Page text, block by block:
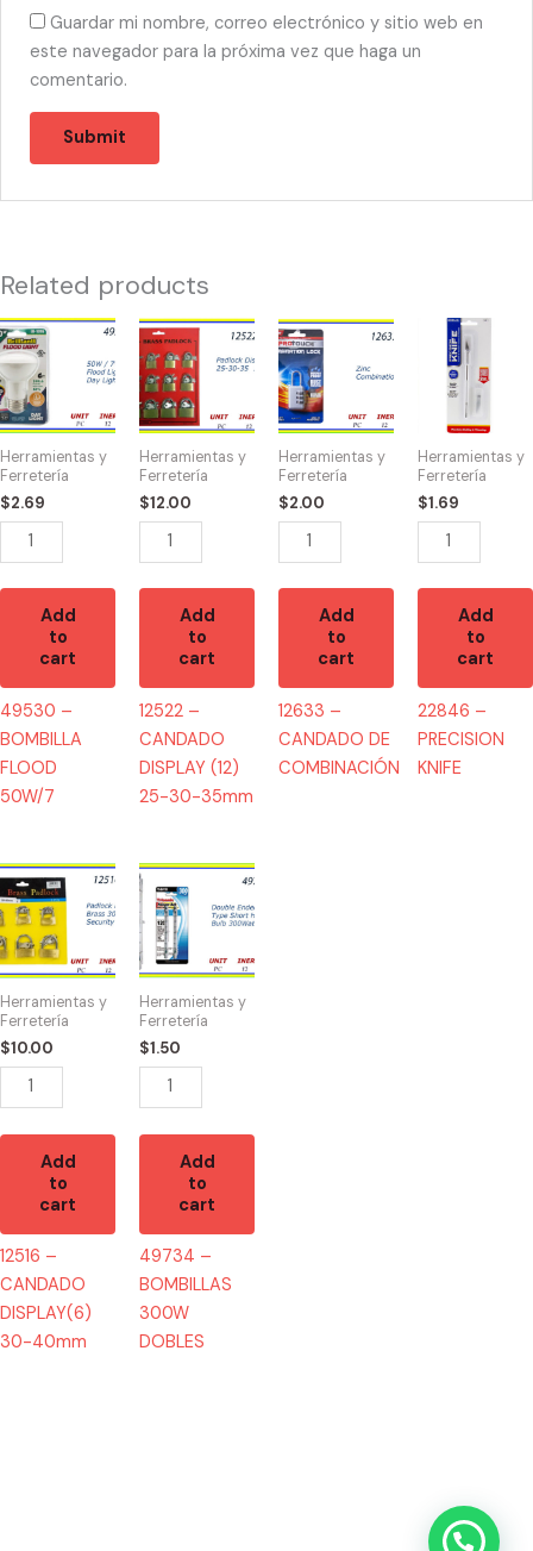
Guardar mi nombre, correo electrónico y sitio web en
este navegador para la próxima vez que haga un
comentario.
Related products
Herramientas y
Ferretería
$2.69
49530
-
BOMBILLA
FLOOD
50W/7
quantity
Add
to
cart
49530 –
BOMBILLA
FLOOD
50W/7
Herramientas y
Ferretería
$12.00
12522
-
CANDADO
DISPLAY
(12)
25-
30-
35mm
quantity
Add
to
cart
12522 –
CANDADO
DISPLAY (12)
25-30-35mm
Herramientas y
Ferretería
$2.00
12633
-
CANDADO
DE
COMBINACIÓN
quantity
Add
to
cart
12633 –
CANDADO DE
COMBINACIÓN
Herramientas y
Ferretería
$1.69
22846
PRECISION
quantity
Add
to
cart
22846 –
PRECISION
KNIFE
Herramientas y
Ferretería
$10.00
12516
-
CANDADO
DISPLAY(6)
30-
40mm
quantity
Add
to
cart
12516 –
CANDADO
DISPLAY(6)
30-40mm
Herramientas y
Ferretería
$1.50
49734
-
BOMBILLAS
300W
DOBLES
quantity
Add
to
cart
49734 –
BOMBILLAS
300W
DOBLES